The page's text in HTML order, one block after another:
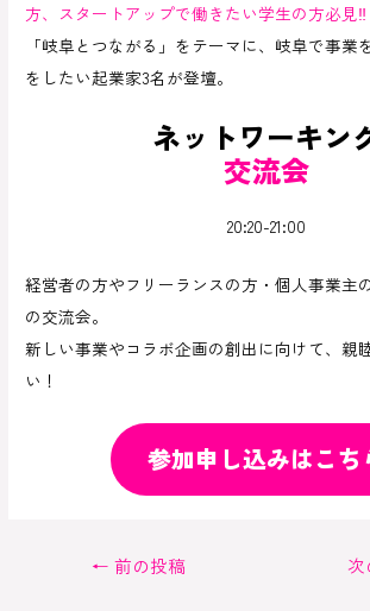
方、スタートアップで働きたい学生の方必見‼
「岐阜とつながる」をテーマに、岐阜で事業
をしたい起業家3名が登壇。
ネットワーキン
交流会
20:20-21:00
経営者の方やフリーランスの方・個人事業主
の交流会。
新しい事業やコラボ企画の創出に向けて、親
い！
参加申し込みはこち
← 前の投稿